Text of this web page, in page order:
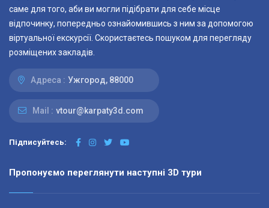
саме для того, аби ви могли підібрати для себе місце
відпочинку, попередньо ознайомившись з ним за допомогою
віртуальної екскурсії. Скористаєтесь пошуком для перегляду
розміщених закладів.
Адреса : Ужгород, 88000
Mail : vtour@karpaty3d.com
Підписуйтесь:
Пропонуємо переглянути наступні 3D тури